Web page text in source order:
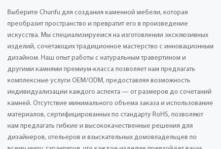
Выберите Chunfu для создания каменной мебели, которая
преобразит пространство и превратит его в произведение
искусства. Мы специализируемся на изготовлении эксклюзивных
изделий, сочетающих традиционное мастерство с инновационным
дизайном. Наш опыт работы с натуральным травертином и
другими камнями премиум-класса позволяет нам предлагать
комплексные услуги OEM/ODM, предоставляя возможность
индивидуализации каждого аспекта — от размеров до сочетаний
камней. Отсутствие минимального объема заказа и использование
материалов, сертифицированных по стандарту RoHS, позволяют
нам предлагать гибкие и высококачественные решения для
дизайнеров, отельеров и взыскательных домовладельцев по